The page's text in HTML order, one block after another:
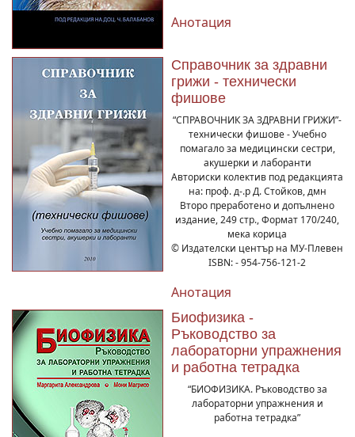
Анотация
Справочник за здравни
грижи - технически
фишове
“СПРАВОЧНИК ЗА ЗДРАВНИ ГРИЖИ”-
технически фишове - Учебно
помагало за медицински сестри,
акушерки и лаборанти
Авториски колектив под редакцията
на: проф. д-.р Д. Стойков, дмн
Второ преработено и допълнено
издание, 249 стр., Формат 170/240,
мека корица
© Издателски център на МУ-Плевен
ISBN: - 954-756-121-2
Анотация
Биофизика -
Ръководство за
лабораторни упражнения
и работна тетрадка
“БИОФИЗИКА. Ръководство за
лабораторни упражнения и
работна тетрадка”